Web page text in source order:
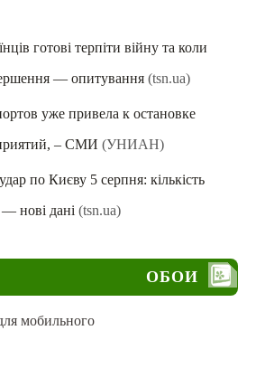
готові терпіти війну та коли
— опитування (tsn.ua)
уже привела к остановке
– СМИ (УНИАН)
по Києву 5 серпня: кількість
нові дані (tsn.ua)
ОБОИ
мобильного